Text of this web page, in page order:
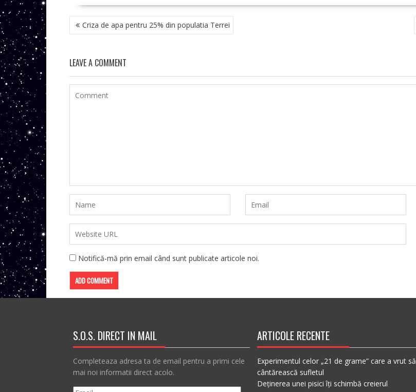
NAVIGARE
ÎN Criza de apa pentru 25% din populatia Terrei
LEAVE A COMMENT
Notifică-mă prin email când sunt publicate articole noi.
S.O.S. DIRECT IN MAIL
Completeaza adresa ta de email pentru a primi cele
mai noi informatii direct acolo.
ARTICOLE RECENTE
Experimentul celor „21 de grame” care a vrut să
cântărească sufletul
Deținerea unei pisici îți schimbă creierul